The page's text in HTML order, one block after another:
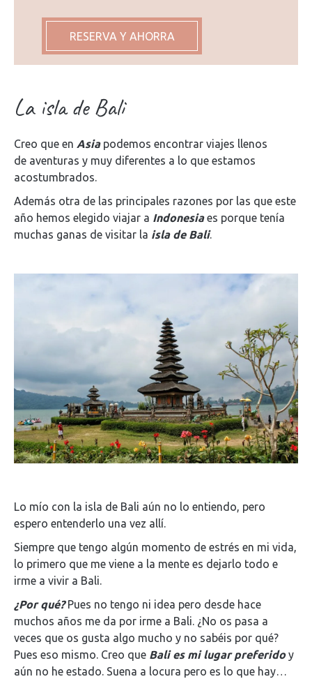
RESERVA Y AHORRA
La isla de Bali
Creo que en Asiapodemos encontrar viajes llenos
de aventuras y muy diferentes a lo que estamos
acostumbrados.
Además otra de las principales razones por las que este
año hemos elegido viajar a Indonesiaes porque tenía
muchas ganas de visitar la isla de Bali.
Lo mío con la isla de Bali aún no lo entiendo, pero
espero entenderlo una vez allí.
Siempre que tengo algún momento de estrés en mi vida,
lo primero que me viene a la mente es dejarlo todo e
irme a vivir a Bali.
¿Por qué?Pues no tengo ni idea pero desde hace
muchos años me da por irme a Bali. ¿No os pasa a
veces que os gusta algo mucho y no sabéis por qué?
Pues eso mismo. Creo que Bali es mi lugar preferidoy
aún no he estado. Suena a locura pero es lo que hay…